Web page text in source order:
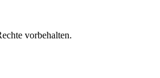
vorbehalten.